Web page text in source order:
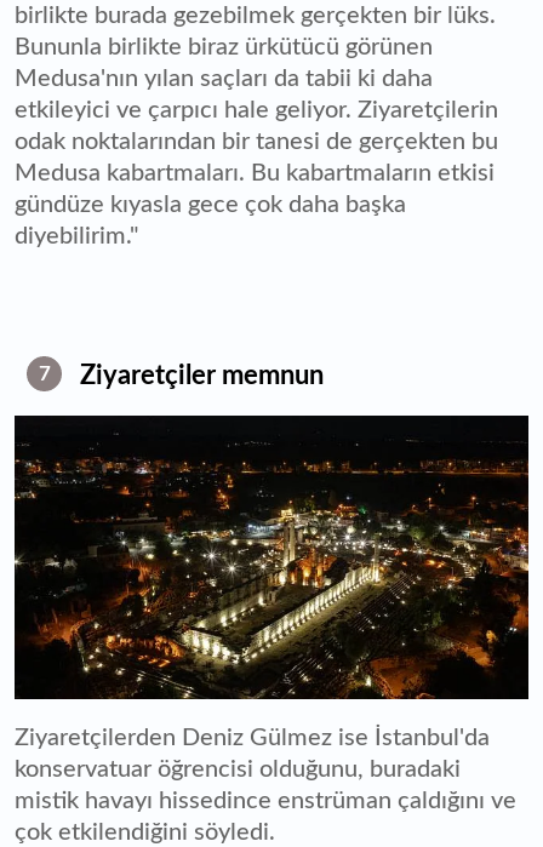
birlikte burada gezebilmek gerçekten bir lüks.
Bununla birlikte biraz ürkütücü görünen
Medusa'nın yılan saçları da tabii ki daha
etkileyici ve çarpıcı hale geliyor. Ziyaretçilerin
odak noktalarından bir tanesi de gerçekten bu
Medusa kabartmaları. Bu kabartmaların etkisi
gündüze kıyasla gece çok daha başka
diyebilirim."
7 Ziyaretçiler memnun
Ziyaretçilerden Deniz Gülmez ise İstanbul'da
konservatuar öğrencisi olduğunu, buradaki
mistik havayı hissedince enstrüman çaldığını ve
çok etkilendiğini söyledi.